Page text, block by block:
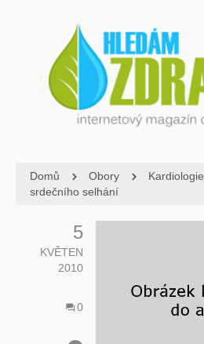
Domů Obory Kardiologie
srdečního selhání
5
KVĚTEN
2010
0